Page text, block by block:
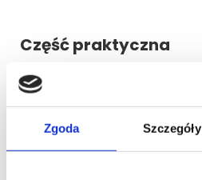
Zgoda Szczegóły
Część praktyczna
Materiały wideo do
szkolenia